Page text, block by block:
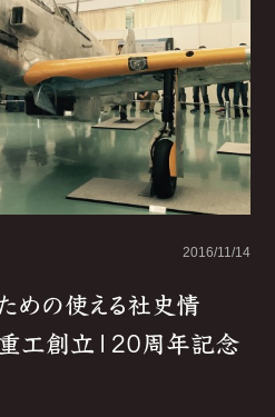
2016/11/14
めの使える社史情
立120周年記念